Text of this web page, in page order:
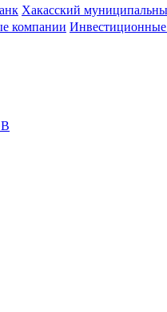
Хакасский
компании